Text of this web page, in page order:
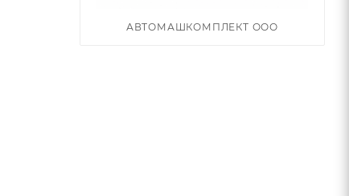
АВТОМАШКОМПЛЕКТ ООО